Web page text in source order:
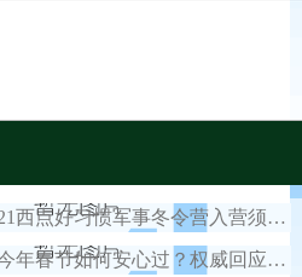
倒计时开启，2021西点好习惯军事冬令营入营须知！
疫情零星散发，今年春节如何安心过？权威回应来了！